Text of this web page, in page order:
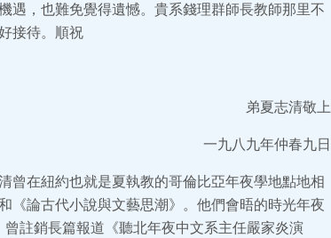
遇，也難免覺得遺憾。貴系錢理群師長教師那里不
接待。順祝
弟夏志清敬上
一九八九年仲春九日
曾在紐約也就是夏執教的哥倫比亞年夜學地點地相
《論古代小說與文藝思潮》。他們會晤的時光年夜
註銷長篇報道《聽北年夜中文系主任嚴家炎演